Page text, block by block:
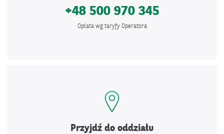
+48 500 970 345
Opłata wg taryfy Operatora
Przyjdź do oddziału